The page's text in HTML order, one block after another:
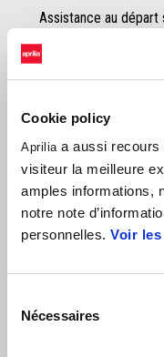
Cookie policy
Aprilia a aussi recours
visiteur la meilleure
amples informations,
notre note
personnelles. Voir
Nécessaires
Assistance au départ
Limite la vitesse
Aprilia